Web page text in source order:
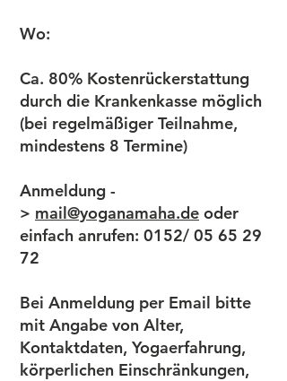
Wo:
Ca. 80% Kostenrückerstattung
durch die Krankenkasse möglich
(bei regelmäßiger Teilnahme,
mindestens 8 Termine)
Anmeldung -
> mail@yoganamaha.de oder
einfach anrufen: 0152/ 05 65 29
72
Bei Anmeldung per Email bitte
mit Angabe von Alter,
Kontaktdaten, Yogaerfahrung,
körperlichen Einschränkungen,